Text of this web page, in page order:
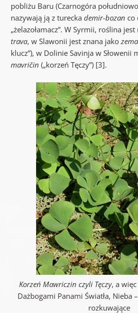
pobliżu Baru (Czarnogóra
nazywają ją z turecka demir-bozan co
„żelazołamacz”. W Syrmii, roślina
trava, w Slawonii jest znana jako
klucz”), w Dolinie Savinja w Słowenii
mavričin („korzeń Tęczy”) [3].
Korzeń Mawriczin czyli Tęczy, a
Dażbogami Panami Światła, Nieba
rozkuwające